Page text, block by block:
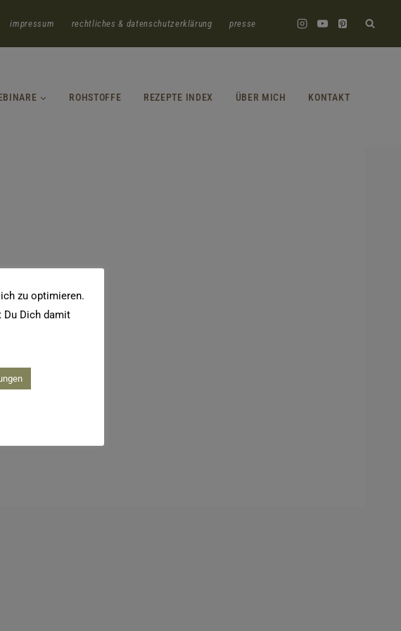
impressum rechtliches & datenschutzerklärung presse
ROHSTOFFE REZEPTE INDEX ÜBER MICH KONTAKT
zu optimieren.
Du Dich damit